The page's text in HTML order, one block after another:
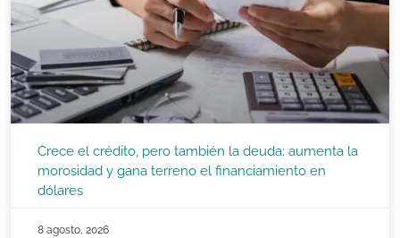
Crece el crédito, pero también la deuda: aumenta la
morosidad y gana terreno el financiamiento en
dólares
8 agosto, 2026